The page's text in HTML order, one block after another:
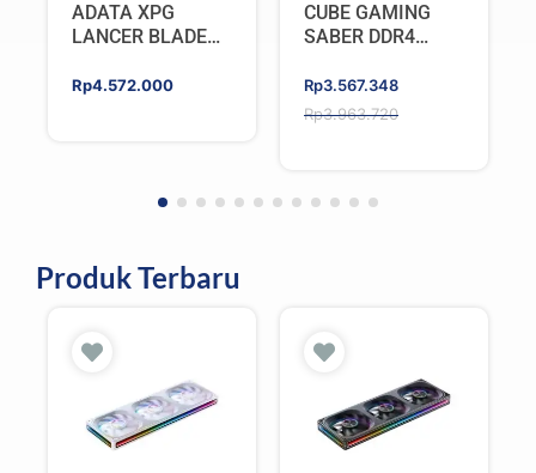
ADATA XPG
LANCER BLADE
(2X8GB) 5600MHz
Rp4.572.000
CUBE GAMING
SABER DDR4
3200MHz Dual
Channel
Rp3.963.720
Original
price
Rp3.567.348
Current
price
Produk Terbaru